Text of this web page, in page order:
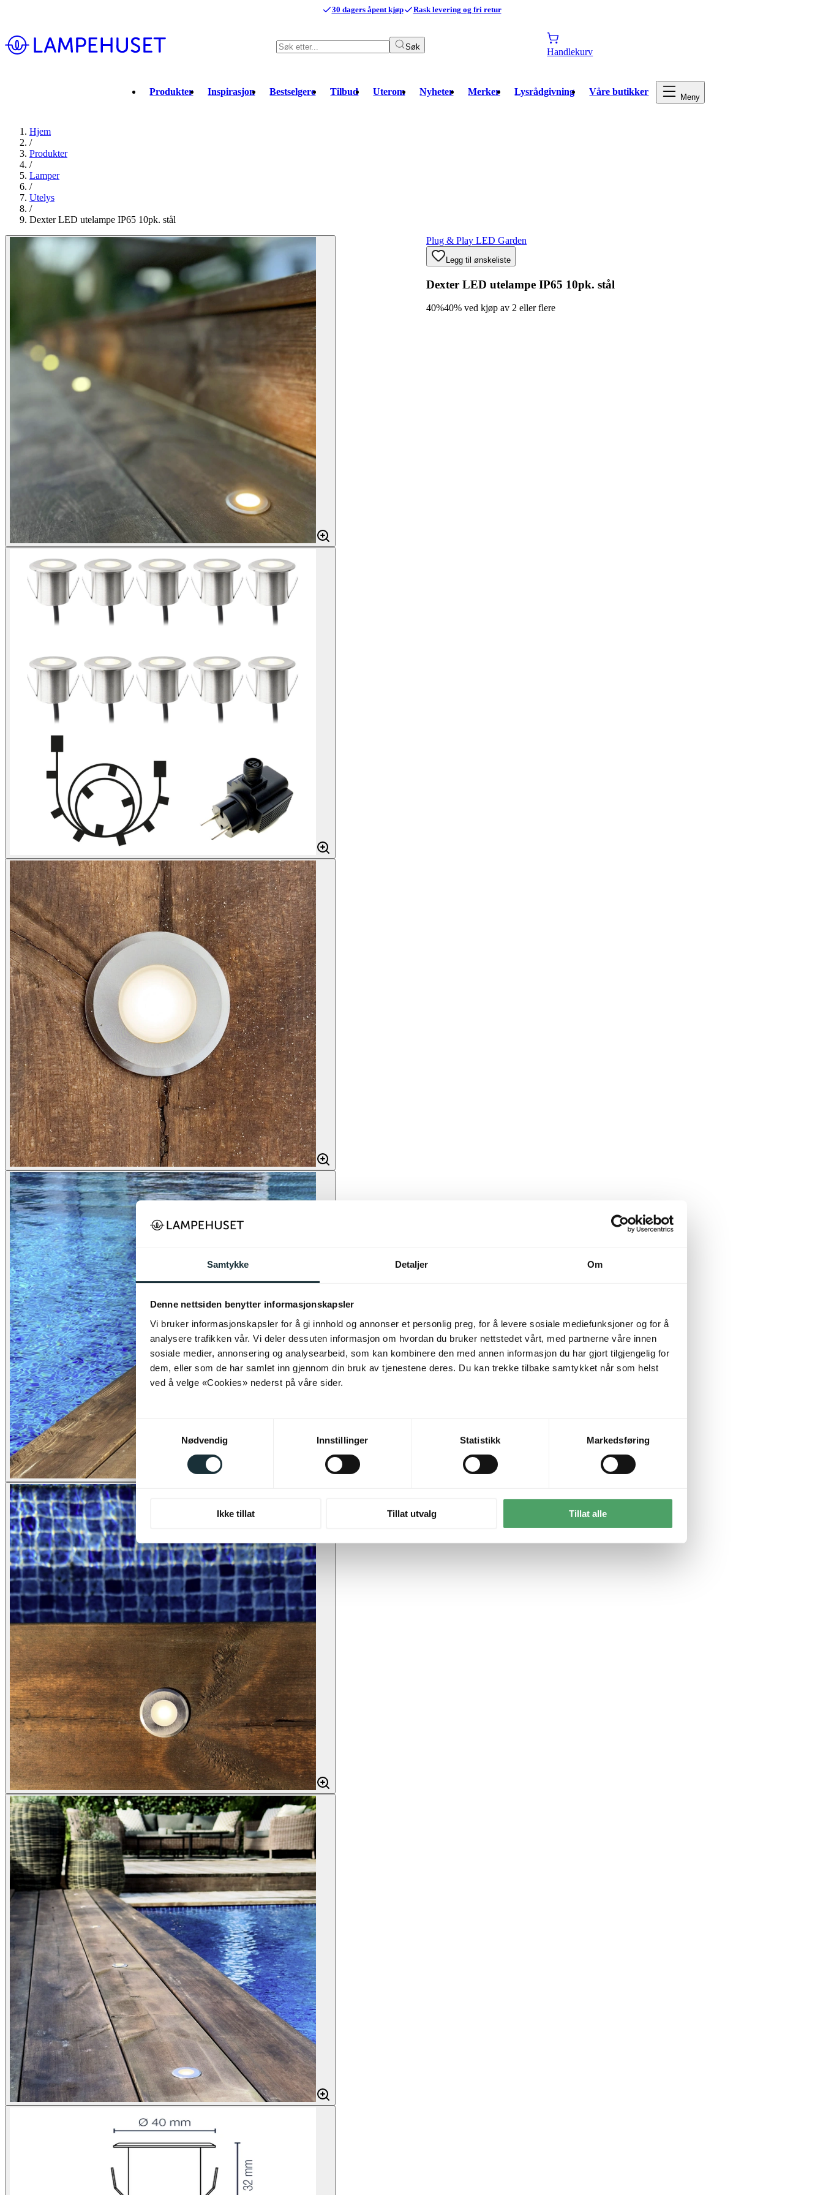
Samtykke Detaljer Om
Denne nettsiden benytter informasjonskapsler
Vi bruker informasjonskapsler for å gi innhold og annonser et personlig preg, for å levere sosiale mediefunksjoner og for å
analysere trafikken vår. Vi deler dessuten informasjon om hvordan du bruker nettstedet vårt, med partnerne våre innen
sosiale medier, annonsering og analysearbeid, som kan kombinere den med annen informasjon du har gjort tilgjengelig for
dem, eller som de har samlet inn gjennom din bruk av tjenestene deres. Du kan trekke tilbake samtykket når som helst
ved å velge «Cookies» nederst på våre sider.
Samtykkevalg
Nødvendig
Innstillinger Statistikk Markedsføring
Ikke tillat Tillat utvalg Tillat alle
30 dagers åpent kjøp Rask levering og fri retur
Søk Handlekurv
Produkter Inspirasjon Bestselgere Tilbud Uterom Nyheter Merker Lysrådgivning Våre butikker Meny
Hjem
/
Produkter
/
Lamper
/
Utelys
/
Dexter LED utelampe IP65 10pk. stål
Plug & Play LED Garden
Legg til ønskeliste
Dexter LED utelampe IP65 10pk. stål
40%40% ved kjøp av 2 eller flere